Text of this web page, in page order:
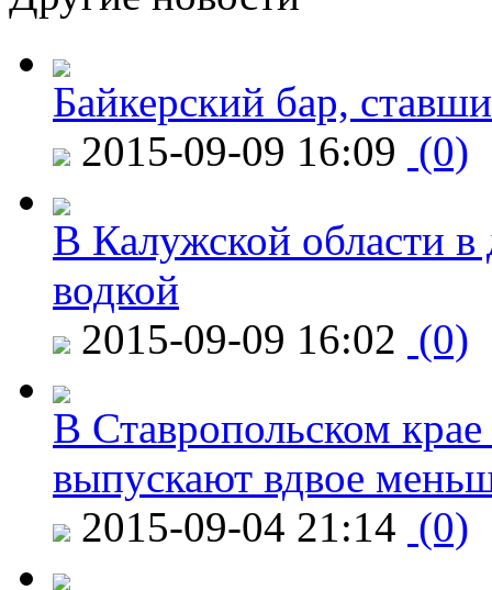
Байкерский бар,
2015-09-09 16:09 (0)
В Калужской области в
водкой
2015-09-09 16:02 (0)
В Ставропольском
выпускают вдвое
2015-09-04 21:14 (0)